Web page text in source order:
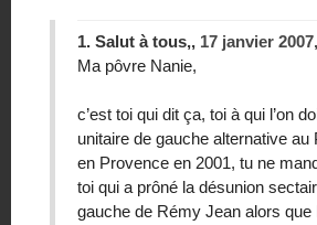
1. Salut à tous,, 17 janvier
Ma pôvre Nanie,
c’est toi qui dit ça, toi à qui l’on
unitaire de gauche alternative au
en Provence en 2001, tu ne
toi qui a prôné la désunion
gauche de Rémy Jean alors